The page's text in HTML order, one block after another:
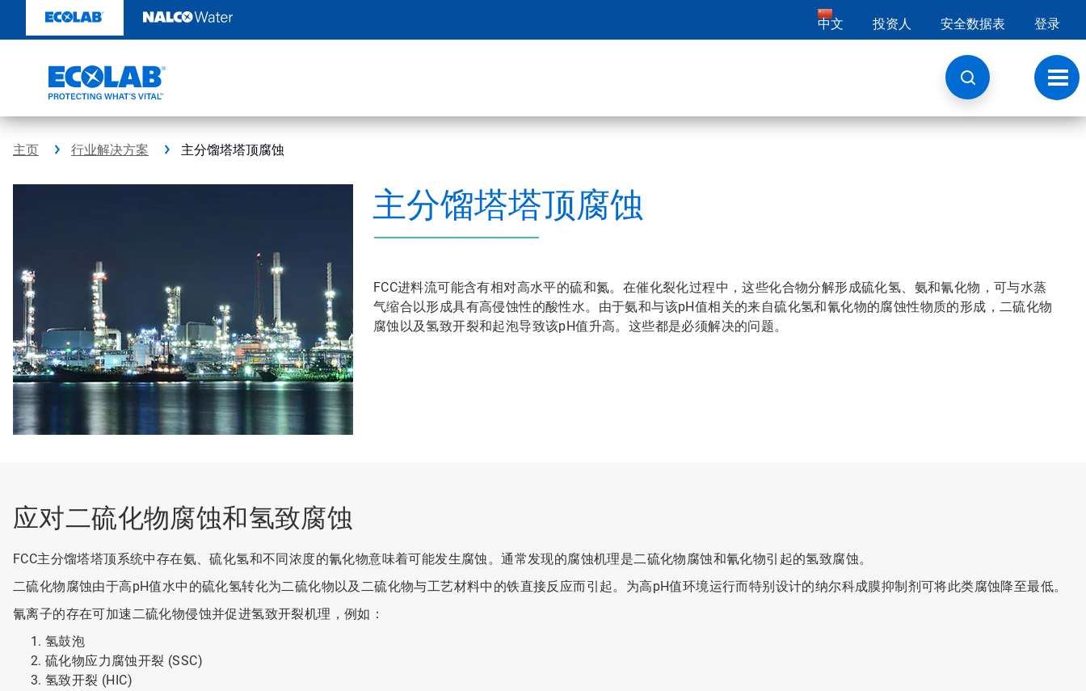
至
中文 投资人 安全数据表 登录
切
换
导
航
主页 行业解决方案 主分馏塔塔顶腐蚀
主分馏塔塔顶腐蚀
FCC进料流可能含有相对高水平的硫和氮。在催化裂化过程中，这些化合物分解形成硫化氢、氨和氰化物，可与水蒸
气缩合以形成具有高侵蚀性的酸性水。由于氨和与该pH值相关的来自硫化氢和氰化物的腐蚀性物质的形成，二硫化物
腐蚀以及氢致开裂和起泡导致该pH值升高。这些都是必须解决的问题。
应对二硫化物腐蚀和氢致腐蚀
FCC主分馏塔塔顶系统中存在氨、硫化氢和不同浓度的氰化物意味着可能发生腐蚀。通常发现的腐蚀机理是二硫化物腐蚀和氰化物引起的氢致腐蚀。
二硫化物腐蚀由于高pH值水中的硫化氢转化为二硫化物以及二硫化物与工艺材料中的铁直接反应而引起。为高pH值环境运行而特别设计的纳尔科成膜抑制剂可将此类腐蚀降至最低。
氰离子的存在可加速二硫化物侵蚀并促进氢致开裂机理，例如：
氢鼓泡
硫化物应力腐蚀开裂 (SSC)
氢致开裂 (HIC)